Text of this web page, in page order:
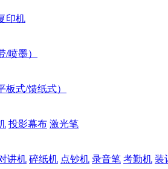
印机
/喷墨）
板式/馈纸式）
投影幕布 激光笔
讲机 碎纸机 点钞机 录音笔 考勤机 装